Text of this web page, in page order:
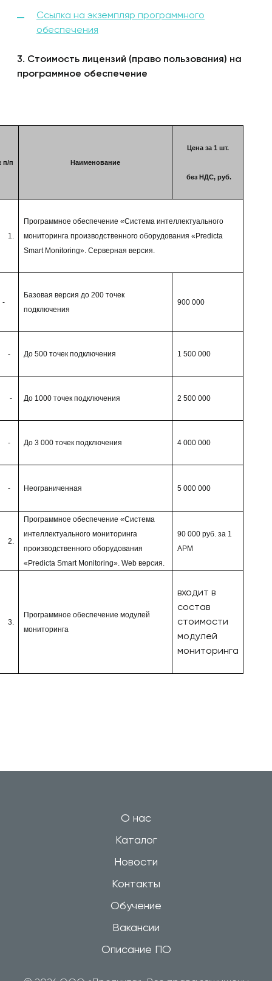
Ссылка на экземпляр программного
обеспечения
3. Стоимость лицензий (право пользования) на
программное обеспечение
п Наименование
Цена за 1 шт.
без НДС, руб.
1.
Программное обеспечение «Система интеллектуального
мониторинга производственного оборудования «Predicta
Smart Monitoring». Серверная версия.
-
Базовая версия до 200 точек
подключения
900 000
- До 500 точек подключения 1 500 000
- До 1000 точек подключения 2 500 000
- До 3 000 точек подключения 4 000 000
- Неограниченная 5 000 000
2.
Программное обеспечение «Система
интеллектуального мониторинга
производственного оборудования
«Predicta Smart Monitoring». Web версия.
90 000 руб. за 1
АРМ
3.
Программное обеспечение модулей
мониторинга
входит в
состав
стоимости
модулей
мониторинга
О нас
Каталог
Новости
Контакты
Обучение
Вакансии
Описание ПО